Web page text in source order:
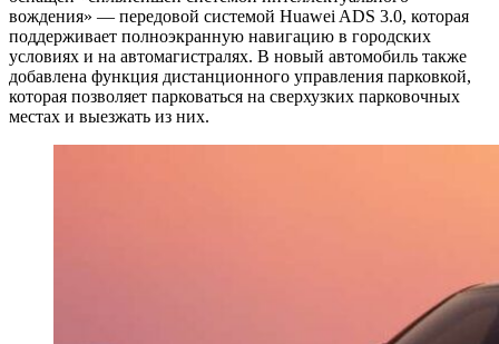
вождения» — передовой системой Huawei ADS 3.0, которая
поддерживает полноэкранную навигацию в городских
условиях и на автомагистралях. В новый автомобиль также
добавлена функция дистанционного управления парковкой,
которая позволяет парковаться на сверхузких парковочных
местах и выезжать из них.